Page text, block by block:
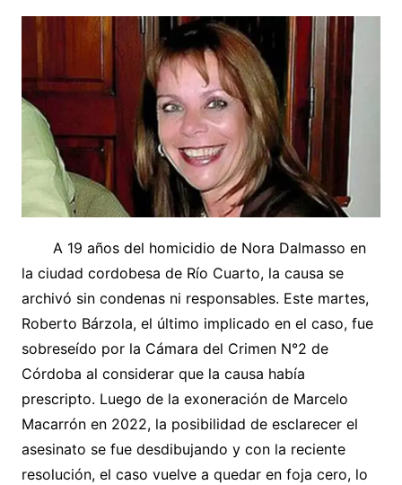
​A 19 años del homicidio de Nora Dalmasso en
la ciudad cordobesa de Río Cuarto, la causa se
archivó sin condenas ni responsables. Este martes,
Roberto Bárzola, el último implicado en el caso, fue
sobreseído por la Cámara del Crimen N°2 de
Córdoba al considerar que la causa había
prescripto. Luego de la exoneración de Marcelo
Macarrón en 2022, la posibilidad de esclarecer el
asesinato se fue desdibujando y con la reciente
resolución, el caso vuelve a quedar en foja cero, lo